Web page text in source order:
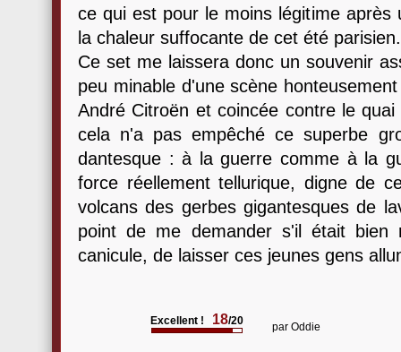
ce qui est pour le moins légitime après
la chaleur suffocante de cet été parisien.
Ce set me laissera donc un souvenir
peu minable d'une scène
André Citroën et coincée contre le
cela n'a pas empêché ce superbe
dantesque : à la guerre comme à la
force réellement tellurique, digne de
volcans des gerbes gigantesques de
point de me demander s'il était bien
canicule, de laisser ces jeunes gens
Excellent ! 18/20 par Oddie